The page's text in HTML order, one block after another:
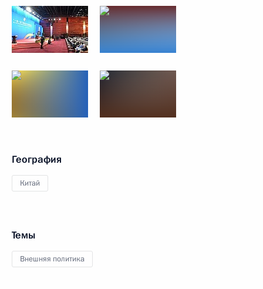
География
Китай
Темы
Внешняя политика